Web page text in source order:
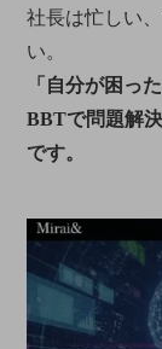
社長は忙しい
い。
「自分が困っ
BBTで問題解
です。